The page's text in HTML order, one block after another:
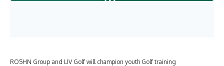
ROSHN Group and LIV Golf will champion youth Golf training